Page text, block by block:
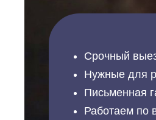
Срочный
Нужные для
Письменная
Работаем по